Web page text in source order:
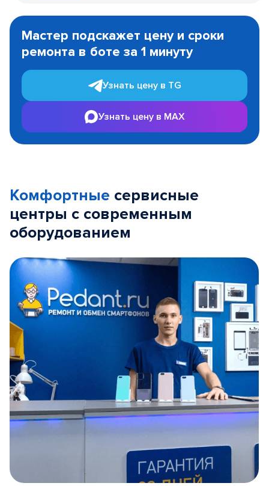
1
Мастер подскажет цену и сроки
ремонта в боте за 1 минуту
Узнать цену в TG
Узнать цену в MAX
Комфортные сервисные
центры с современным
оборудованием